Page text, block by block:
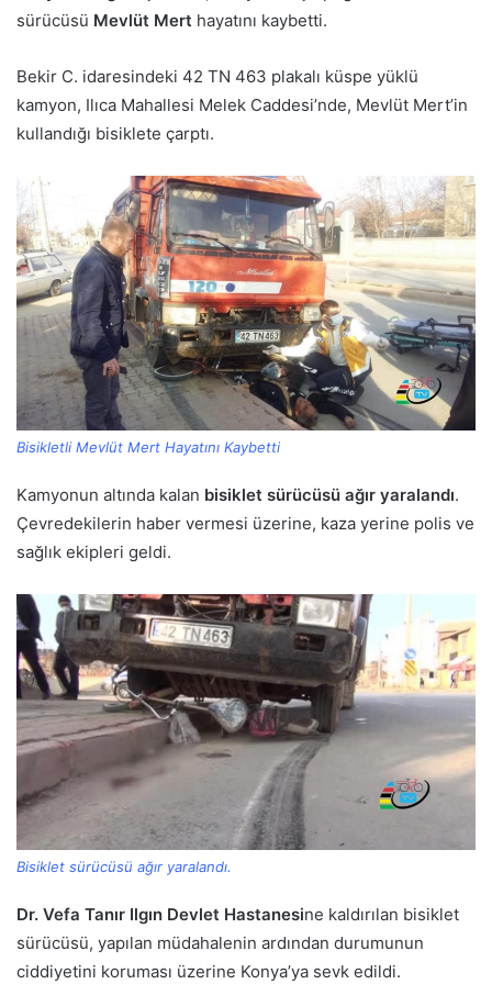
sürücüsü Mevlüt Mert hayatını kaybetti.
Bekir C. idaresindeki 42 TN 463 plakalı küspe yüklü
kamyon, Ilıca Mahallesi Melek Caddesi’nde, Mevlüt Mert’in
kullandığı bisiklete çarptı.
Bisikletli Mevlüt Mert Hayatını Kaybetti
Kamyonun altında kalan bisiklet sürücüsü ağır yaralandı.
Çevredekilerin haber vermesi üzerine, kaza yerine polis ve
sağlık ekipleri geldi.
Bisiklet sürücüsü ağır yaralandı.
Dr. Vefa Tanır Ilgın Devlet Hastanesine kaldırılan bisiklet
sürücüsü, yapılan müdahalenin ardından durumunun
ciddiyetini koruması üzerine Konya’ya sevk edildi.